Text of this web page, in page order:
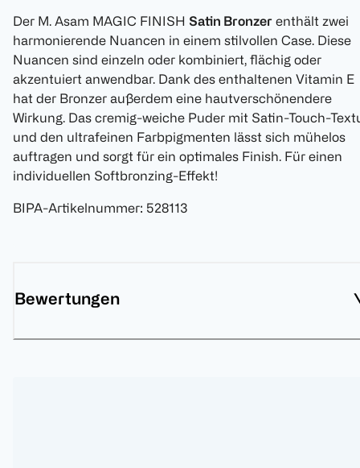
Der M. Asam MAGIC FINISH Satin Bronzer enthält zwei
harmonierende Nuancen in einem stilvollen Case. Diese
Nuancen sind einzeln oder kombiniert, flächig oder
akzentuiert anwendbar. Dank des enthaltenen Vitamin E
hat der Bronzer außerdem eine hautverschönendere
Wirkung. Das cremig-weiche Puder mit Satin-Touch-
und den ultrafeinen Farbpigmenten lässt sich mühelos
auftragen und sorgt für ein optimales Finish. Für einen
individuellen Softbronzing-Effekt!
BIPA-Artikelnummer: 528113
Bewertungen